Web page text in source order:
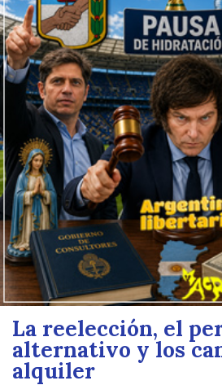
La reelección, el
alternativo y los
alquiler